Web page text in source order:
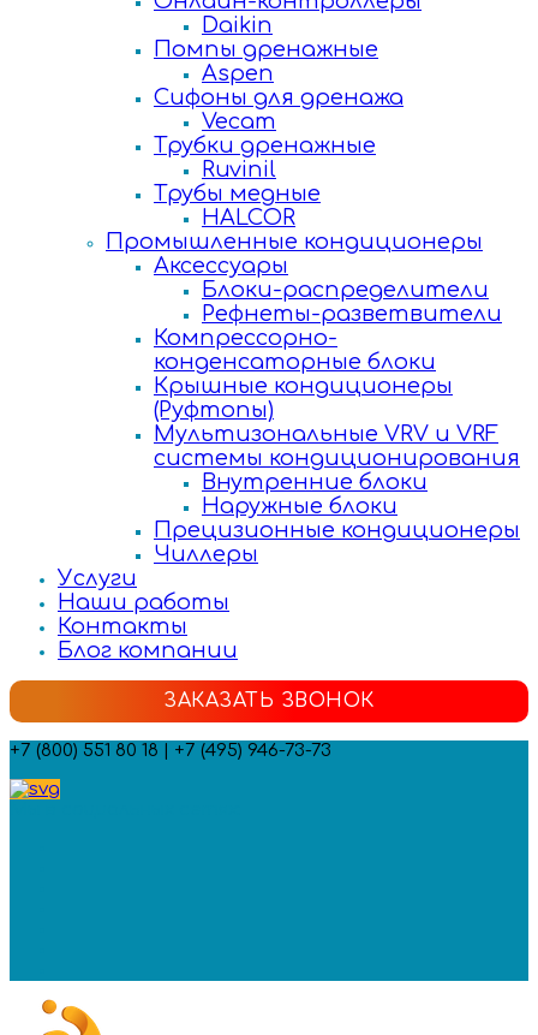
Daikin
Помпы дренажные
Aspen
Сифоны для дренажа
Vecam
Трубки дренажные
Ruvinil
Трубы медные
HALCOR
Промышленные кондиционеры
Аксессуары
Блоки-распределители
Рефнеты-разветвители
Компрессорно-
конденсаторные блоки
Крышные кондиционеры
(Руфтопы)
Мультизональные VRV и VRF
системы кондиционирования
Внутренние блоки
Наружные блоки
Прецизионные кондиционеры
Чиллеры
Услуги
Наши работы
Контакты
Блог компании
ЗАКАЗАТЬ ЗВОНОК
+7 (800) 551 80 18 | +7 (495) 946-73-73